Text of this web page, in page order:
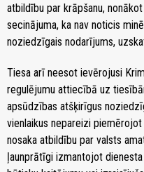
atbildību par krāpšanu,
secinājuma, ka nav noticis
noziedzīgais nodarījums,
Tiesa arī neesot ievērojusi
regulējumu attiecībā uz
apsūdzības atšķirīgus
vienlaikus nepareizi
nosaka atbildību par valsts
ļaunprātīgi izmantojot